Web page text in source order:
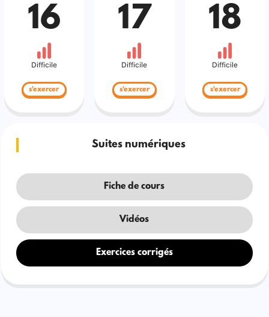
16
Difficile
s'exercer
17
Difficile
s'exercer
18
Difficile
s'exercer
Suites numériques
Fiche de cours
Vidéos
Exercices corrigés